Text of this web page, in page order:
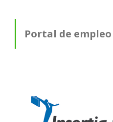
Portal de empleo